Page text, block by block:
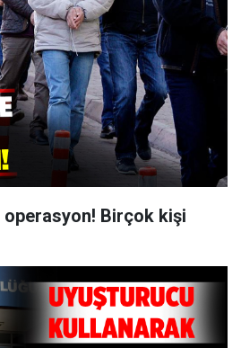
operasyon! Birçok kişi